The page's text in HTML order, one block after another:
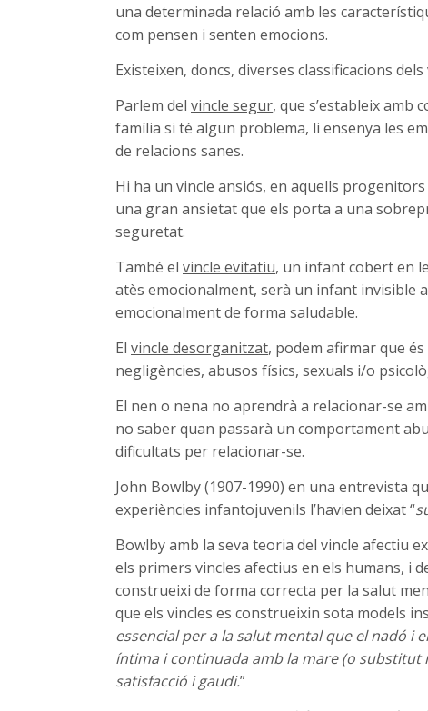
una determinada relació amb les
com pensen i senten emocions.
Existeixen, doncs, diverses classificacions
Parlem del vincle segur, que s’estableix amb
família si té algun problema, li ensenya les
de relacions sanes.
Hi ha un vincle ansiós, en aquells
una gran ansietat que els porta a una
seguretat.
També el vincle evitatiu, un infant cobert en
atès emocionalment, serà un infant invisible
emocionalment de forma saludable.
El vincle desorganitzat, podem afirmar que
negligències, abusos físics, sexuals i/o
El nen o nena no aprendrà a relacionar-se
no saber quan passarà un comportament
dificultats per relacionar-se.
John Bowlby (1907-1990) en una entrevista
experiències infantojuvenils l’havien deixat “
Bowlby amb la seva teoria del vincle afectiu
els primers vincles afectius en els humans, i
construeixi de forma correcta per la salut
que els vincles es construeixin sota models
essencial per a la salut mental que el nadó i
íntima i continuada amb la mare (o
satisfacció i gaudi.”